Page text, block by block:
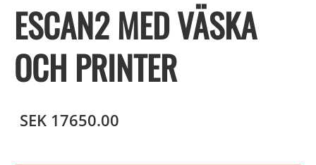
ESCAN2 MED VÄSKA
OCH PRINTER
SEK 17650.00